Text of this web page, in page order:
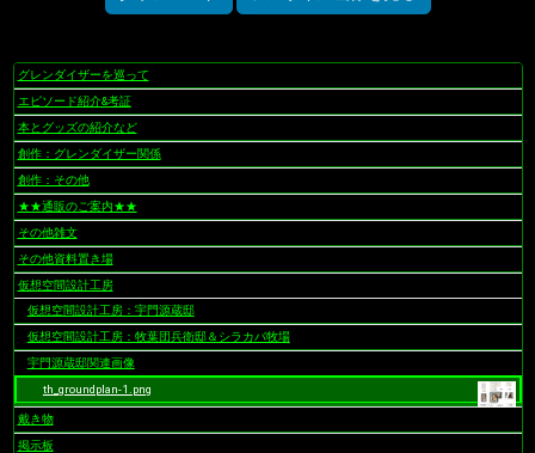
ナ
ビ
ゲ
ー
シ
ョ
ン
グレンダイザーを巡って
エピソード紹介&考証
本とグッズの紹介など
創作：グレンダイザー関係
創作：その他
★★通販のご案内★★
その他雑文
その他資料置き場
仮想空間設計工房
仮想空間設計工房：宇門源蔵邸
仮想空間設計工房：牧葉団兵衛邸＆シラカバ牧場
宇門源蔵邸関連画像
th_groundplan-1.png
戴き物
掲示板